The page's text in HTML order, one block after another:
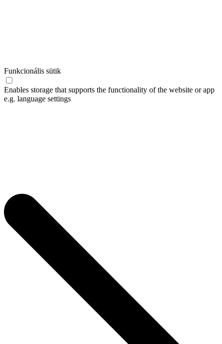
Funkcionális sütik
Enables storage that supports the functionality of the website or app
e.g. language settings